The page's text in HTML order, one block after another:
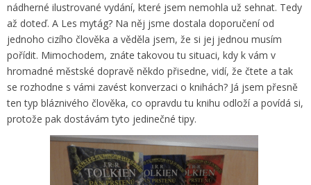
nádherné ilustrované vydání, které jsem nemohla už sehnat. Tedy
až doteď. A Les mytág? Na něj jsme dostala doporučení od
jednoho cizího člověka a věděla jsem, že si jej jednou musím
pořídit. Mimochodem, znáte takovou tu situaci, kdy k vám v
hromadné městské dopravě někdo přisedne, vidí, že čtete a tak
se rozhodne s vámi zavést konverzaci o knihách? Já jsem přesně
ten typ bláznivého člověka, co opravdu tu knihu odloží a povídá si,
protože pak dostávám tyto jedinečné tipy.